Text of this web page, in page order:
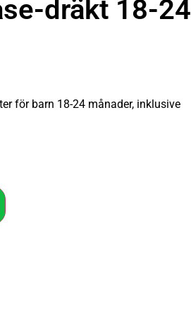
dräkt 18-24
för barn 18-24 månader, inklusive